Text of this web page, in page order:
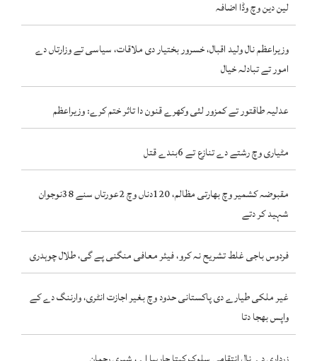
لین دین وچ وڈا اضافہ
وزیراعظم نال ولید اقبال، خسرور بختیار دی ملاقات، سیاسی تے وزارتاں دے
امور تے تبادلہ خیال
عدلیہ طاقتور تے کمزور لئی وکھرے قنون دا تاثر ختم کرے: وزیراعظم
مٹیاری وچ رشتے دے تنازع تے 6بندے قتل
مقبوضہ کشمیر وچ بھارتی مظالم، 120دناں وچ 2عورتاں سنے 38نوجوان
شہید کر دتے
فردوس باجی غلط تشریح نہ کرو، فیئر معافی منگنی پے گی، طلال چوہدری
غیر ملکی طیارے دی پاکستانی حدود وچ بغیر اجازت انٹری، وارننگ دے کے
واپس بھجا دتا